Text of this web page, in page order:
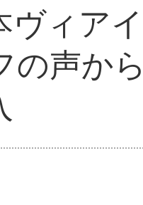
ヴィア
の声か